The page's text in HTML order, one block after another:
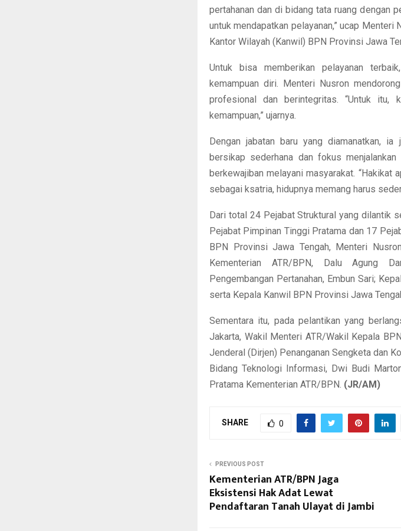
pertahanan dan di bidang tata ruang dengan
untuk mendapatkan pelayanan,” ucap
Kantor Wilayah (Kanwil) BPN Provinsi Jawa
Untuk bisa memberikan pelayanan
kemampuan diri. Menteri Nusron
profesional dan berintegritas. “Untuk itu,
kemampuan,” ujarnya.
Dengan jabatan baru yang diamanatkan,
bersikap sederhana dan fokus
berkewajiban melayani masyarakat. “Hakikat
sebagai ksatria, hidupnya memang harus
Dari total 24 Pejabat Struktural yang dilantik
Pejabat Pimpinan Tinggi Pratama dan 17
BPN Provinsi Jawa Tengah, Menteri
Kementerian ATR/BPN, Dalu Agung
Pengembangan Pertanahan, Embun Sari;
serta Kepala Kanwil BPN Provinsi Jawa
Sementara itu, pada pelantikan yang
Jakarta, Wakil Menteri ATR/Wakil Kepala
Jenderal (Dirjen) Penanganan Sengketa dan
Bidang Teknologi Informasi, Dwi Budi
Pratama Kementerian ATR/BPN. (JR/AM)
SHARE 0
PREVIOUS POST
Kementerian ATR/BPN Jaga
Eksistensi Hak Adat Lewat
Pendaftaran Tanah Ulayat di Jambi